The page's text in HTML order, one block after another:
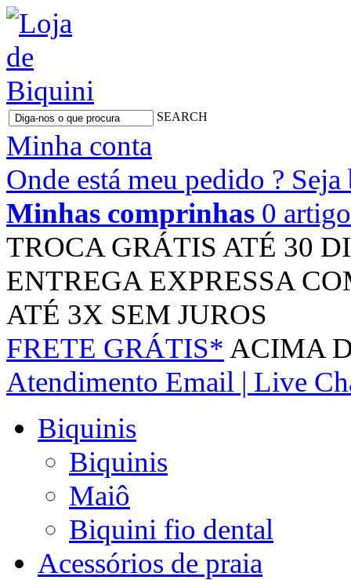
SEARCH
Minha conta
Onde está meu pedido ?
Minhas comprinhas 0
TROCA GRÁTIS ATÉ 30
ENTREGA EXPRESSA
ATÉ 3X SEM JUROS
FRETE GRÁTIS* ACIMA
Atendimento Email | Live
Biquinis
Biquinis
Maiô
Biquini fio dental
Acessórios de praia